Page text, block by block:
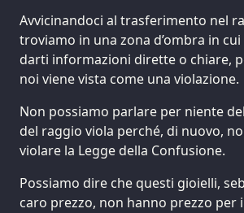
Avvicinandoci al trasferimento nel
troviamo in una zona d’ombra in
darti informazioni dirette o chiare,
noi viene vista come una violazione.
Non possiamo parlare per niente
del raggio viola perché, di nuovo,
violare la Legge della Confusione.
Possiamo dire che questi gioielli,
caro prezzo, non hanno prezzo per